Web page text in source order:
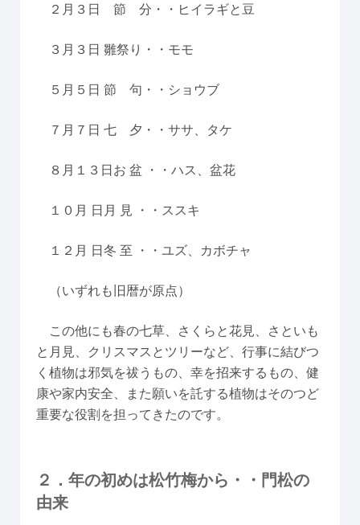
２月３日 節 分・・ヒイラギと豆
３月３日 雛祭り・・モモ
５月５日 節 句・・ショウブ
７月７日 七 夕・・ササ、タケ
８月１３日お 盆 ・・ハス、盆花
１０月 日月 見 ・・ススキ
１２月 日冬 至 ・・ユズ、カボチャ
（いずれも旧暦が原点）
この他にも春の七草、さくらと花見、さといも
と月見、クリスマスとツリーなど、行事に結びつ
く植物は邪気を祓うもの、幸を招来するもの、健
康や家内安全、また願いを託する植物はそのつど
重要な役割を担ってきたのです。
２．年の初めは松竹梅から・・門松の
由来